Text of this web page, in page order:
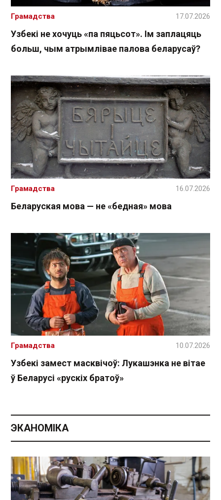
Узбекі не хочуць «па пяцьсот». Ім заплацяць
больш, чым атрымлівае палова беларусаў?
Грамадства 17.07.2026
Беларуская мова — не «бедная» мова
Грамадства 16.07.2026
Узбекі замест масквічоў: Лукашэнка не вітае
ў Беларусі «рускіх братоў»
Грамадства 10.07.2026
ЭКАНОМІКА